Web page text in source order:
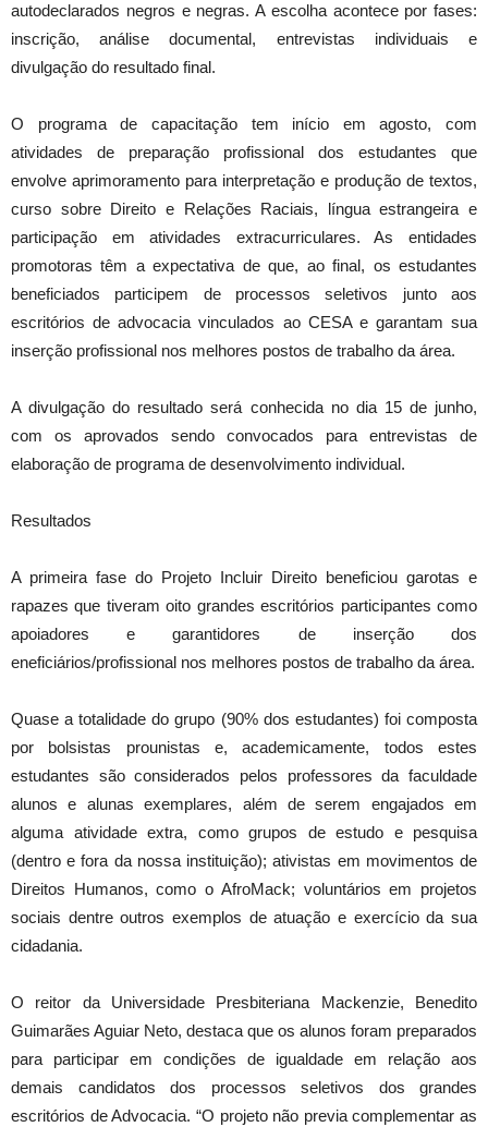
autodeclarados negros e negras. A escolha acontece por fases:
inscrição, análise documental, entrevistas individuais e
divulgação do resultado final.
O programa de capacitação tem início em agosto, com
atividades de preparação profissional dos estudantes que
envolve aprimoramento para interpretação e produção de textos,
curso sobre Direito e Relações Raciais, língua estrangeira e
participação em atividades extracurriculares. As entidades
promotoras têm a expectativa de que, ao final, os estudantes
beneficiados participem de processos seletivos junto aos
escritórios de advocacia vinculados ao CESA e garantam sua
inserção profissional nos melhores postos de trabalho da área.
A divulgação do resultado será conhecida no dia 15 de junho,
com os aprovados sendo convocados para entrevistas de
elaboração de programa de desenvolvimento individual.
Resultados
A primeira fase do Projeto Incluir Direito beneficiou garotas e
rapazes que tiveram oito grandes escritórios participantes como
apoiadores e garantidores de inserção dos
eneficiários/profissional nos melhores postos de trabalho da área.
Quase a totalidade do grupo (90% dos estudantes) foi composta
por bolsistas prounistas e, academicamente, todos estes
estudantes são considerados pelos professores da faculdade
alunos e alunas exemplares, além de serem engajados em
alguma atividade extra, como grupos de estudo e pesquisa
(dentro e fora da nossa instituição); ativistas em movimentos de
Direitos Humanos, como o AfroMack; voluntários em projetos
sociais dentre outros exemplos de atuação e exercício da sua
cidadania.
O reitor da Universidade Presbiteriana Mackenzie, Benedito
Guimarães Aguiar Neto, destaca que os alunos foram preparados
para participar em condições de igualdade em relação aos
demais candidatos dos processos seletivos dos grandes
escritórios de Advocacia. “O projeto não previa complementar as